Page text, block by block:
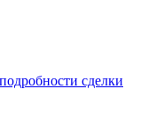
сделки